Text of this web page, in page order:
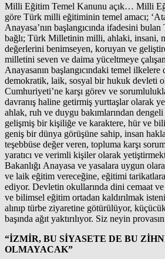
Milli Eğitim Temel Kanunu açık… Milli
göre Türk milli eğitiminin temel amacı;
Anayasa’nın başlangıcında ifadesini
bağlı; Türk Milletinin milli, ahlaki, insani,
değerlerini benimseyen, koruyan ve
milletini seven ve daima yüceltmeye
Anayasanın başlangıcındaki temel
demokratik, laik, sosyal bir hukuk devleti
Cumhuriyeti’ne karşı görev ve
davranış haline getirmiş yurttaşlar olarak
ahlak, ruh ve duygu bakımlarından dengeli
gelişmiş bir kişiliğe ve karaktere, hür ve
geniş bir dünya görüşüne sahip, insan
teşebbüse değer veren, topluma karşı
yaratıcı ve verimli kişiler olarak
Bakanlığı Anayasa ve yasalara uygun
ve laik eğitim vereceğine, eğitimi
ediyor. Devletin okullarında dini cemaat
ve bilimsel eğitim ortadan kaldırılmak
alınıp türbe ziyaretine götürülüyor,
başında ağıt yaktırılıyor. Siz neyin
“İZMİR, BU SİYASETE DE BU
OLMAYACAK”